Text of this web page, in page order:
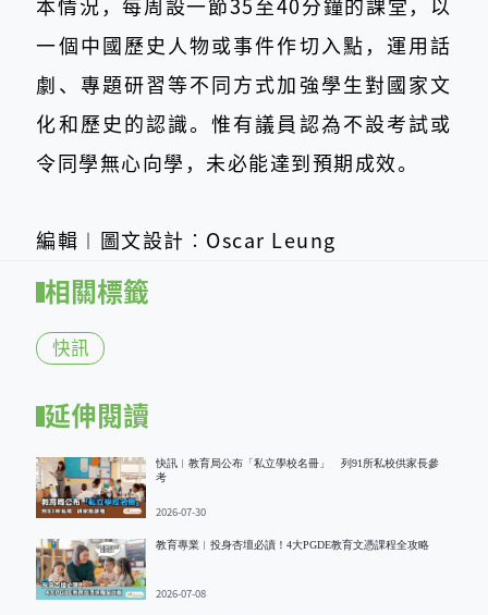
本情況，每周設一節35至40分鐘的課堂，以
一個中國歷史人物或事件作切入點，運用話
劇、專題研習等不同方式加強學生對國家文
化和歷史的認識。惟有議員認為不設考試或
令同學無心向學，未必能達到預期成效。
編輯︱圖文設計︰Oscar Leung
相關標籤
快訊
延伸閱讀
快訊︱教育局公布「私立學校名冊」 列91所私校供家長參
考
2026-07-30
教育專業︱投身杏壇必讀！4大PGDE教育文憑課程全攻略
2026-07-08